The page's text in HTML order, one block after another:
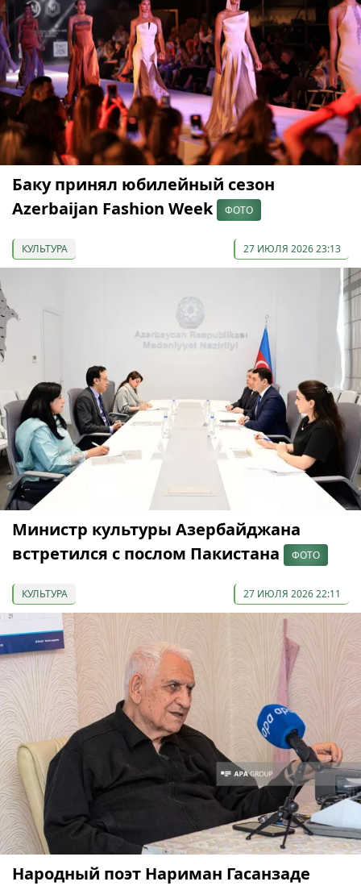
Баку принял юбилейный сезон
Azerbaijan Fashion Week
ФОТО
КУЛЬТУРА 27 ИЮЛЯ 2026 23:13
Министр культуры Азербайджана
встретился с послом Пакистана
ФОТО
КУЛЬТУРА 27 ИЮЛЯ 2026 22:11
Народный поэт Нариман Гасанзаде